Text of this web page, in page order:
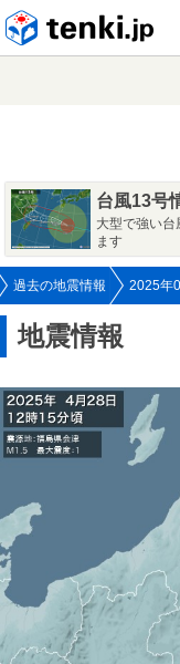
台風13号
大型で強い
ます
過去の地震情報 2025年
地震情報